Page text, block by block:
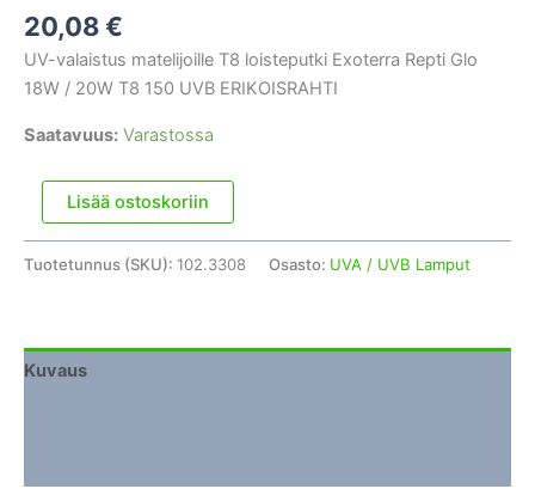
20,08€
UV-valaistus matelijoille T8 loisteputki Exoterra Repti Glo
18W / 20W T8 150 UVB ERIKOISRAHTI
Saatavuus: Varastossa
Exoterra
Repti
T8
Lisää ostoskoriin
Tuotetunnus (SKU): 102.3308 Osasto: UVA / UVB Lamput
Kuvaus